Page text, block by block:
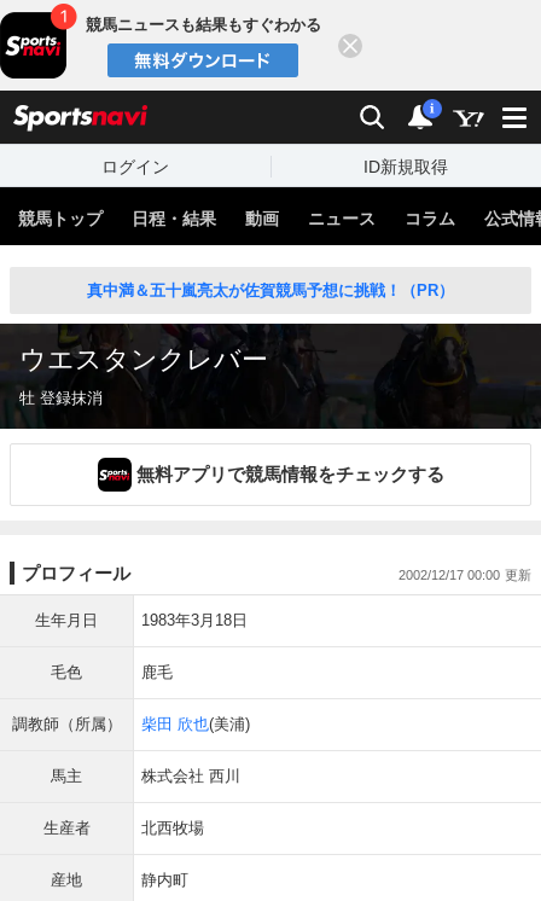
競馬ニュースも結果もすぐわかる
検索 通知
i
ログイン ID新規取得
競馬トップ 日程・結果 動画 ニュース コラム 公式情
真中満＆五十嵐亮太が佐賀競馬予想に挑戦！（PR）
ウエスタンクレバー
牡 登録抹消
無料アプリで競馬情報をチェックする
プロフィール 2002/12/17 00:00
生年月日 1983年3月18日
毛色 鹿毛
調教師（所属） 柴田 欣也(美浦)
馬主 株式会社 西川
生産者 北西牧場
産地 静内町